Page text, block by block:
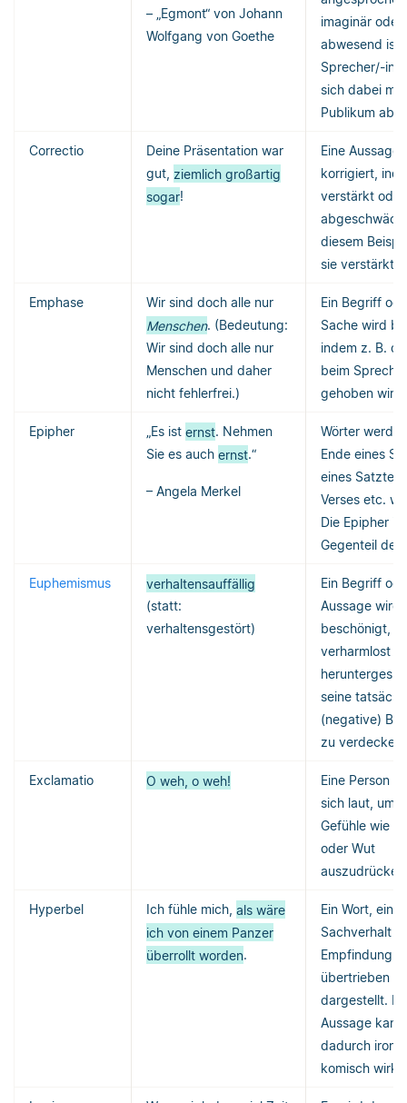
– „Egmont“ von Johann
Wolfgang von Goethe
imaginär oder
abwesend ist.
Sprecher/-in
sich dabei
Publikum ab.
Correctio
Deine Präsentation war
gut, ziemlich großartig
sogar!
Eine Aussage
korrigiert,
verstärkt oder
diesem
sie verstärkt.
Emphase
Wir sind doch alle nur
Menschen. (Bedeutung:
Wir sind doch alle nur
Menschen und daher
nicht fehlerfrei.)
Ein Begriff
Sache wird
indem z. B.
beim
gehoben wird.
Epipher „Es ist ernst. Nehmen
Sie es auch ernst.“
– Angela Merkel
Wörter
Ende eines
eines
Verses etc.
Die Epipher
Gegenteil der
Euphemismus
verhaltensauffällig
(statt:
verhaltensgestört)
Ein Begriff
Aussage wird
beschönigt,
verharmlost
seine
(negative)
zu verdecken.
Exclamatio O weh, o weh!
Eine Person
sich laut, um
Gefühle wie
oder Wut
Hyperbel Ich fühle mich, als wäre
ich von einem Panzer
überrollt worden.
Ein Wort, ein
Sachverhalt
Empfindung
übertrieben
dargestellt.
Aussage kann
dadurch
komisch